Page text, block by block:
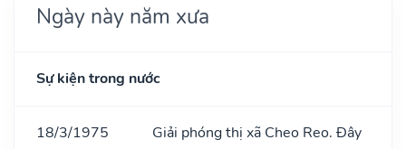
Ngày này năm xưa
Sự kiện trong nước
18/3/1975
Giải phóng thị xã Cheo Reo. Đây